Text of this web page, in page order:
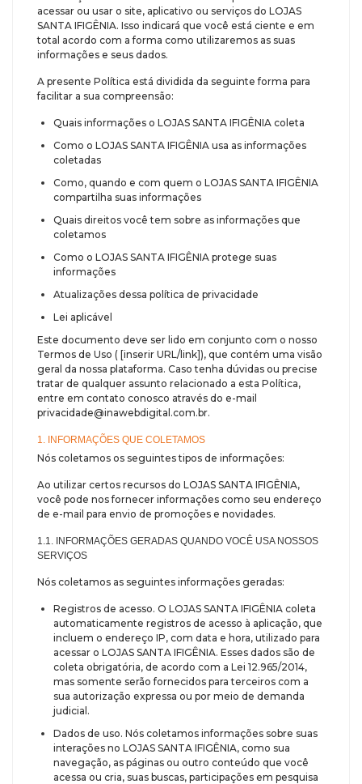
acessar ou usar o site, aplicativo ou serviços do LOJAS
SANTA IFIGÊNIA. Isso indicará que você está ciente e em
total acordo com a forma como utilizaremos as suas
informações e seus dados.
A presente Política está dividida da seguinte forma para
facilitar a sua compreensão:
Quais informações o LOJAS SANTA IFIGÊNIA coleta
Como o LOJAS SANTA IFIGÊNIA usa as informações
coletadas
Como, quando e com quem o LOJAS SANTA IFIGÊNIA
compartilha suas informações
Quais direitos você tem sobre as informações que
coletamos
Como o LOJAS SANTA IFIGÊNIA protege suas
informações
Atualizações dessa política de privacidade
Lei aplicável
Este documento deve ser lido em conjunto com o nosso
Termos de Uso ( [inserir URL/link]), que contém uma visão
geral da nossa plataforma. Caso tenha dúvidas ou precise
tratar de qualquer assunto relacionado a esta Política,
entre em contato conosco através do e-mail
privacidade@inawebdigital.com.br.
1. INFORMAÇÕES QUE COLETAMOS
Nós coletamos os seguintes tipos de informações:
Ao utilizar certos recursos do LOJAS SANTA IFIGÊNIA,
você pode nos fornecer informações como seu endereço
de e-mail para envio de promoções e novidades.
1.1. INFORMAÇÕES GERADAS QUANDO VOCÊ USA NOSSOS
SERVIÇOS
Nós coletamos as seguintes informações geradas:
Registros de acesso. O LOJAS SANTA IFIGÊNIA coleta
automaticamente registros de acesso à aplicação, que
incluem o endereço IP, com data e hora, utilizado para
acessar o LOJAS SANTA IFIGÊNIA. Esses dados são de
coleta obrigatória, de acordo com a Lei 12.965/2014,
mas somente serão fornecidos para terceiros com a
sua autorização expressa ou por meio de demanda
judicial.
Dados de uso. Nós coletamos informações sobre suas
interações no LOJAS SANTA IFIGÊNIA, como sua
navegação, as páginas ou outro conteúdo que você
acessa ou cria, suas buscas, participações em pesquisa